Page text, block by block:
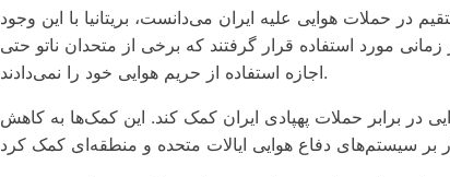
در حملات هوایی علیه ایران می‌دانست، بریتانیا با این وجود
زمانی مورد استفاده قرار گرفتند که برخی از متحدان ناتو حتی
اجازه استفاده از حریم هوایی خود را نمی‌دادند.
در برابر حملات پهپادی ایران کمک کند. این کمک‌ها به کاهش